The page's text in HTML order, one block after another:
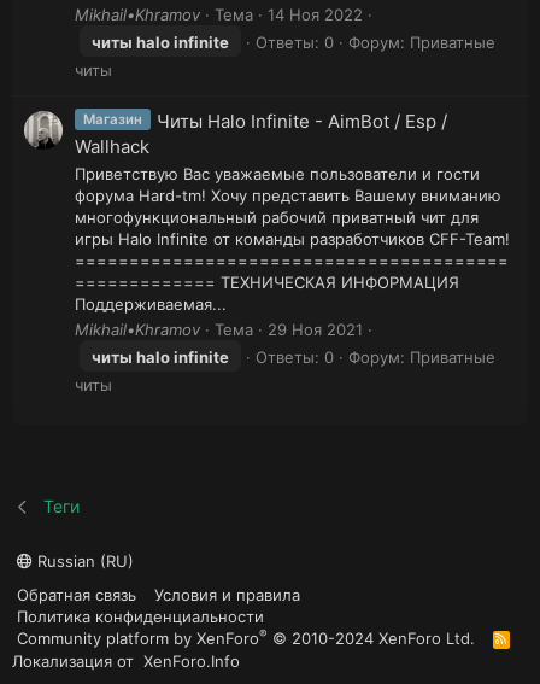
Mikhail•Khramov
Тема
14 Ноя 2022
читы haloinfinite Ответы: 0 Форум: Приватные
читы
Магазин
Читы Halo Infinite - AimBot / Esp /
Wallhack
Приветствую Вас уважаемые пользователи и гости
форума Hard-tm! Хочу представить Вашему вниманию
многофункциональный рабочий приватный чит для
игры Halo Infinite от команды разработчиков CFF-Team!
========================================
============= ТЕХНИЧЕСКАЯ ИНФОРМАЦИЯ
Поддерживаемая...
Mikhail•Khramov
Тема
29 Ноя 2021
читы haloinfinite Ответы: 0 Форум: Приватные
читы
Теги
Russian (RU)
Обратная связь
Условия и правила
Политика конфиденциальности
Community platform by XenForo® © 2010-2024 XenForo Ltd.
R
S
Локализация от XenForo.Info